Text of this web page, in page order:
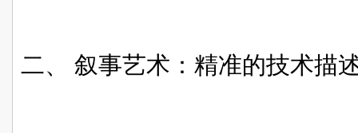
二、 叙事艺术：精准的技术描